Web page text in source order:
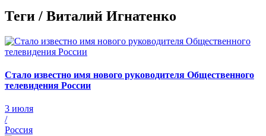
Теги / Виталий Игнатенко
Стало известно имя нового руководителя Общественного
телевидения России
3 июля
/
Россия